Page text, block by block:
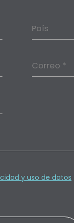
País
Correo *
y uso de datos